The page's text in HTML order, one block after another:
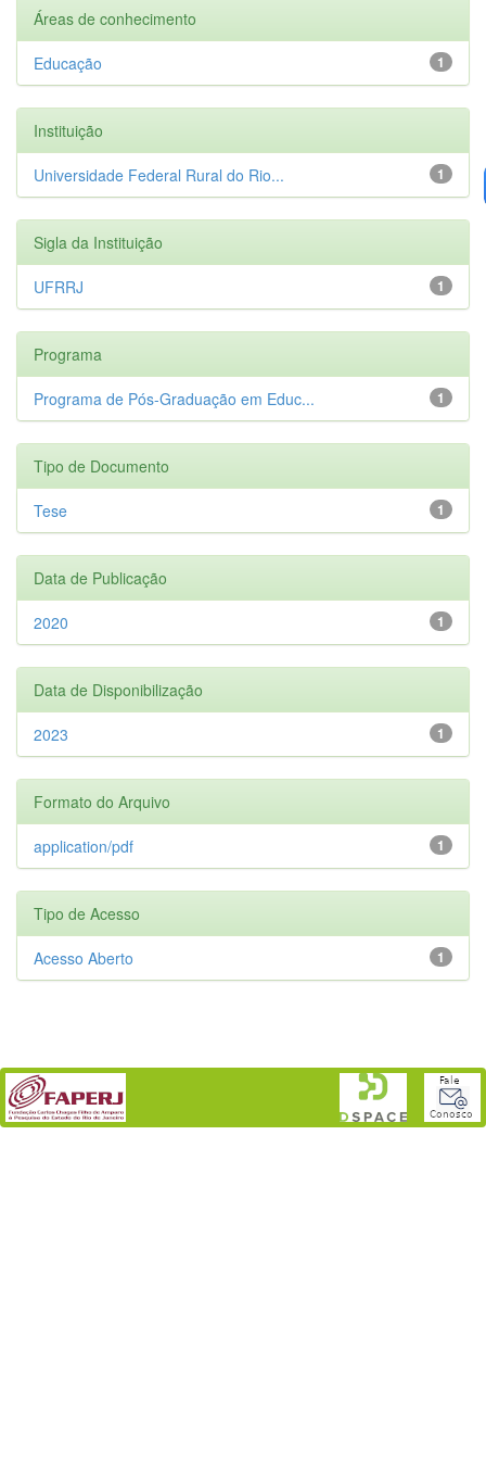
Áreas de conhecimento
1
Educação
Instituição
1
Universidade Federal Rural do Rio...
Sigla da Instituição
1
UFRRJ
Programa
1
Programa de Pós-Graduação em Educ...
Tipo de Documento
1
Tese
Data de Publicação
1
2020
Data de Disponibilização
1
2023
Formato do Arquivo
1
application/pdf
Tipo de Acesso
1
Acesso Aberto